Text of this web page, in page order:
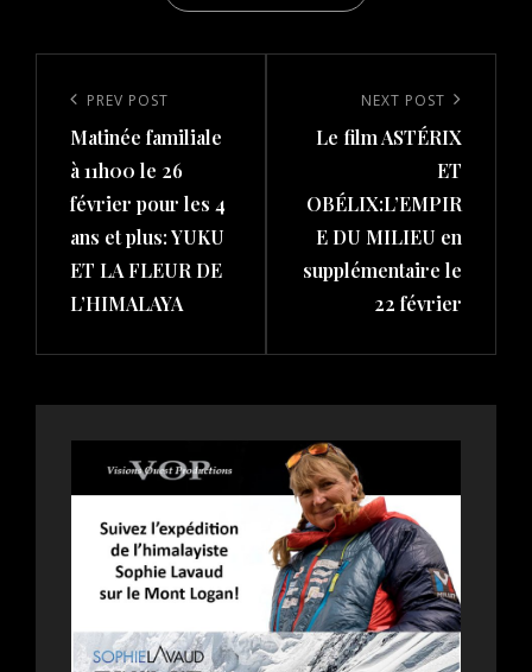
navigation
Previous
Post
PREV POST
Matinée familiale
à 11h00 le 26
février pour les 4
ans et plus: YUKU
ET LA FLEUR DE
L’HIMALAYA
Post
NEXT POST
Le film ASTÉRIX
ET
OBÉLIX:L’EMPIR
E DU MILIEU en
supplémentaire le
22 février